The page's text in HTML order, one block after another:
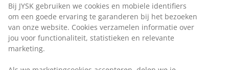
Bij JYSK gebruiken we cookies en mobiele identifiers
om een goede ervaring te garanderen bij het bezoeken
van onze website. Cookies verzamelen informatie over
jou voor functionaliteit, statistieken en relevante
marketing.